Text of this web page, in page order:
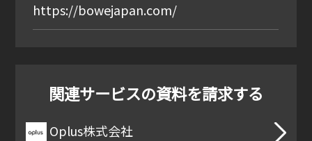
https://bowejapan.com/
関連サービスの資料を請求する
Oplus株式会社